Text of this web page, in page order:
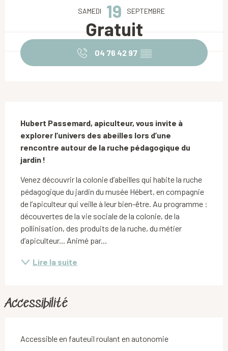
SAMEDI 19 SEPTEMBRE
Gratuit
04 76 42 97 ▒▒
Hubert Passemard, apiculteur, vous invite à
explorer l’univers des abeilles lors d’une
rencontre autour de la ruche pédagogique du
jardin !
Venez découvrir la colonie d’abeilles qui habite la ruche
pédagogique du jardin du musée Hébert, en compagnie
de l’apiculteur qui veille à leur bien-être. Au programme :
découvertes de la vie sociale de la colonie, de la
pollinisation, des produits de la ruche, du métier
d’apiculteur... Animé par...
Lire la suite
Accessibilité
Accessible en fauteuil roulant en autonomie